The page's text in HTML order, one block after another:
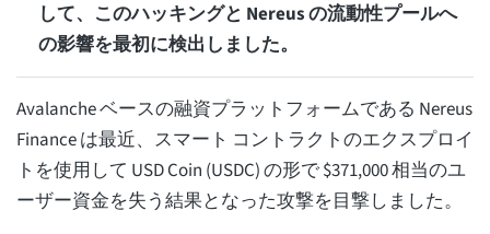
して、このハッキングと Nereus の流動性プールへ
の影響を最初に検出しました。
Avalanche ベースの融資プラットフォームである Nereus
Finance は最近、スマート コントラクトのエクスプロイ
トを使用して USD Coin (USDC) の形で $371,000 相当のユ
ーザー資金を失う結果となった攻撃を目撃しました。